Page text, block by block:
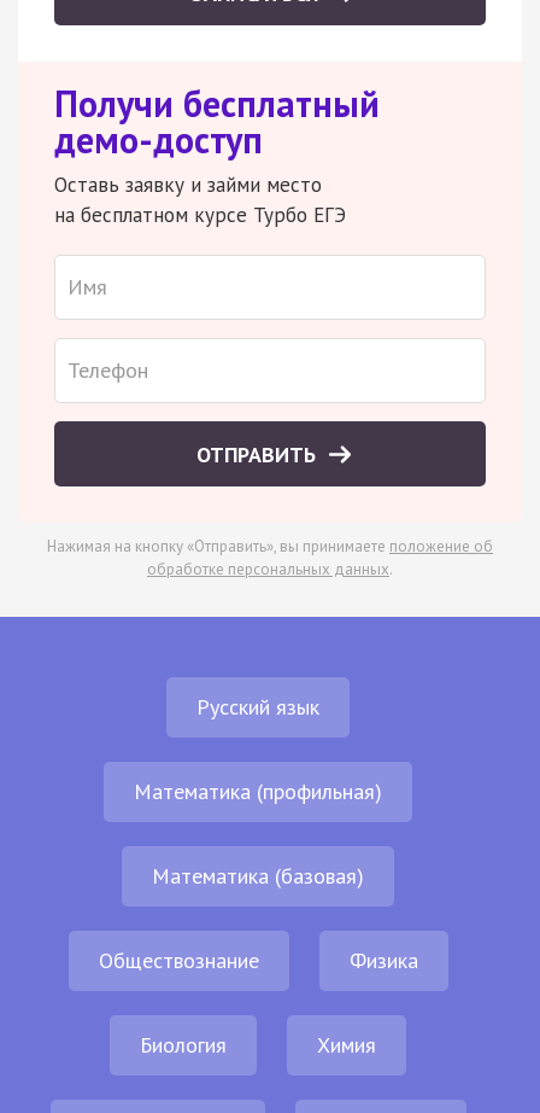
Получи бесплатный
демо-доступ
Оставь заявку и займи место
на бесплатном курсе Турбо ЕГЭ
ОТПРАВИТЬ
Нажимая на кнопку «Отправить», вы принимаете положение об
обработке персональных данных.
Русский язык
Математика (профильная)
Математика (базовая)
Обществознание Физика
Биология Химия